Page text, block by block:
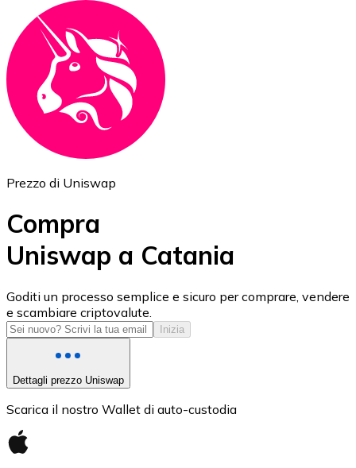
Ethereum
ETH
USD Coin
USDC
Prezzo di Uniswap
Compra
Uniswap a Catania
Goditi un processo semplice e sicuro per comprare, vendere
e scambiare criptovalute.
Inizia
Dettagli prezzo Uniswap
Scarica il nostro Wallet di auto-custodia